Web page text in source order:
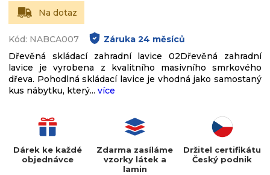
Na dotaz
Kód: NABCA007 Záruka 24 měsíců
Dřevěná skládací zahradní lavice 02Dřevěná zahradní
lavice je vyrobena z kvalitního masivního smrkového
dřeva. Pohodlná skládací lavice je vhodná jako samostaný
kus nábytku, který... více
Dárek ke každé
objednávce
Zdarma zasíláme
vzorky látek a
lamin
Držitel certifikátu
Český podnik